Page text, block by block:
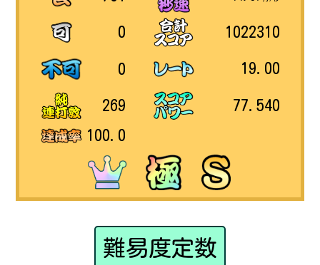
0
0
269
100.0
1022310
19.00
77.540
難易度定数